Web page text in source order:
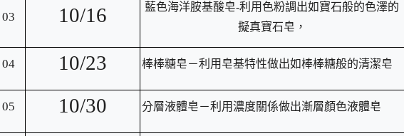
03 10/16
藍色海洋胺基酸皂-利用色粉調出如寶石般的色澤的
擬真寶石皂，
04 10/23 棒棒糖皂－利用皂基特性做出如棒棒糖般的清潔皂
05 10/30 分層液體皂－利用濃度關係做出漸層顏色液體皂